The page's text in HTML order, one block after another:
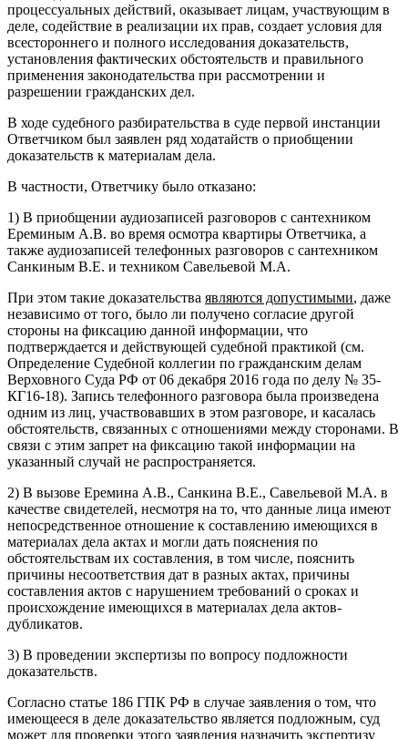
процессуальных действий, оказывает лицам, участвующим в
деле, содействие в реализации их прав, создает условия для
всестороннего и полного исследования доказательств,
установления фактических обстоятельств и правильного
применения законодательства при рассмотрении и
разрешении гражданских дел.
В ходе судебного разбирательства в суде первой инстанции
Ответчиком был заявлен ряд ходатайств о приобщении
доказательств к материалам дела.
В частности, Ответчику было отказано:
1) В приобщении аудиозаписей разговоров с сантехником
Ереминым А.В. во время осмотра квартиры Ответчика, а
также аудиозаписей телефонных разговоров с сантехником
Санкиным В.Е. и техником Савельевой М.А.
При этом такие доказательства являются допустимыми, даже
независимо от того, было ли получено согласие другой
стороны на фиксацию данной информации, что
подтверждается и действующей судебной практикой (см.
Определение Судебной коллегии по гражданским делам
Верховного Суда РФ от 06 декабря 2016 года по делу № 35-
КГ16-18). Запись телефонного разговора была произведена
одним из лиц, участвовавших в этом разговоре, и касалась
обстоятельств, связанных с отношениями между сторонами. В
связи с этим запрет на фиксацию такой информации на
указанный случай не распространяется.
2) В вызове Еремина А.В., Санкина В.Е., Савельевой М.А. в
качестве свидетелей, несмотря на то, что данные лица имеют
непосредственное отношение к составлению имеющихся в
материалах дела актах и могли дать пояснения по
обстоятельствам их составления, в том числе, пояснить
причины несоответствия дат в разных актах, причины
составления актов с нарушением требований о сроках и
происхождение имеющихся в материалах дела актов-
дубликатов.
3) В проведении экспертизы по вопросу подложности
доказательств.
Согласно статье 186 ГПК РФ в случае заявления о том, что
имеющееся в деле доказательство является подложным, суд
может для проверки этого заявления назначить экспертизу